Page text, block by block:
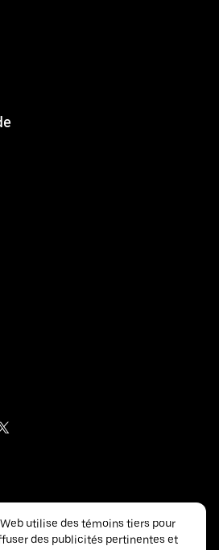
utilise des témoins tiers pour
des publicités pertinentes et